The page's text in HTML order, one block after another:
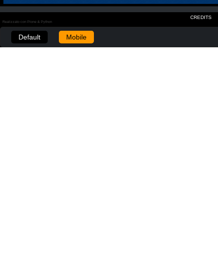
CREDITS
Realizzato con Plone & Python
Default Mobile